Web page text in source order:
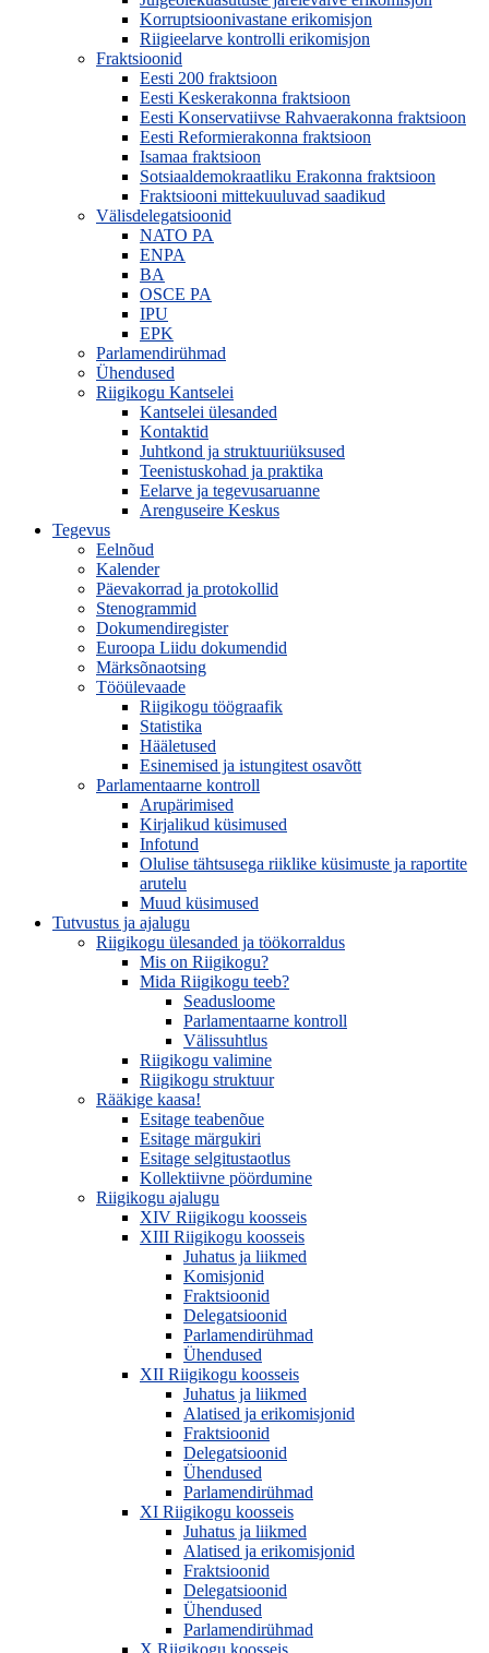
Korruptsioonivastane erikomisjon
Riigieelarve kontrolli erikomisjon
Fraktsioonid
Eesti 200 fraktsioon
Eesti Keskerakonna fraktsioon
Eesti Konservatiivse Rahvaerakonna fraktsioon
Eesti Reformierakonna fraktsioon
Isamaa fraktsioon
Sotsiaaldemokraatliku Erakonna fraktsioon
Fraktsiooni mittekuuluvad saadikud
Välisdelegatsioonid
NATO PA
ENPA
BA
OSCE PA
IPU
EPK
Parlamendirühmad
Ühendused
Riigikogu Kantselei
Kantselei ülesanded
Kontaktid
Juhtkond ja struktuuriüksused
Teenistuskohad ja praktika
Eelarve ja tegevusaruanne
Arenguseire Keskus
Tegevus
Eelnõud
Kalender
Päevakorrad ja protokollid
Stenogrammid
Dokumendiregister
Euroopa Liidu dokumendid
Märksõnaotsing
Tööülevaade
Riigikogu töögraafik
Statistika
Hääletused
Esinemised ja istungitest osavõtt
Parlamentaarne kontroll
Arupärimised
Kirjalikud küsimused
Infotund
Olulise tähtsusega riiklike küsimuste ja raportite
arutelu
Muud küsimused
Tutvustus ja ajalugu
Riigikogu ülesanded ja töökorraldus
Mis on Riigikogu?
Mida Riigikogu teeb?
Seadusloome
Parlamentaarne kontroll
Välissuhtlus
Riigikogu valimine
Riigikogu struktuur
Rääkige kaasa!
Esitage teabenõue
Esitage märgukiri
Esitage selgitustaotlus
Kollektiivne pöördumine
Riigikogu ajalugu
XIV Riigikogu koosseis
XIII Riigikogu koosseis
Juhatus ja liikmed
Komisjonid
Fraktsioonid
Delegatsioonid
Parlamendirühmad
Ühendused
XII Riigikogu koosseis
Juhatus ja liikmed
Alatised ja erikomisjonid
Fraktsioonid
Delegatsioonid
Ühendused
Parlamendirühmad
XI Riigikogu koosseis
Juhatus ja liikmed
Alatised ja erikomisjonid
Fraktsioonid
Delegatsioonid
Ühendused
Parlamendirühmad
X Riigikogu koosseis